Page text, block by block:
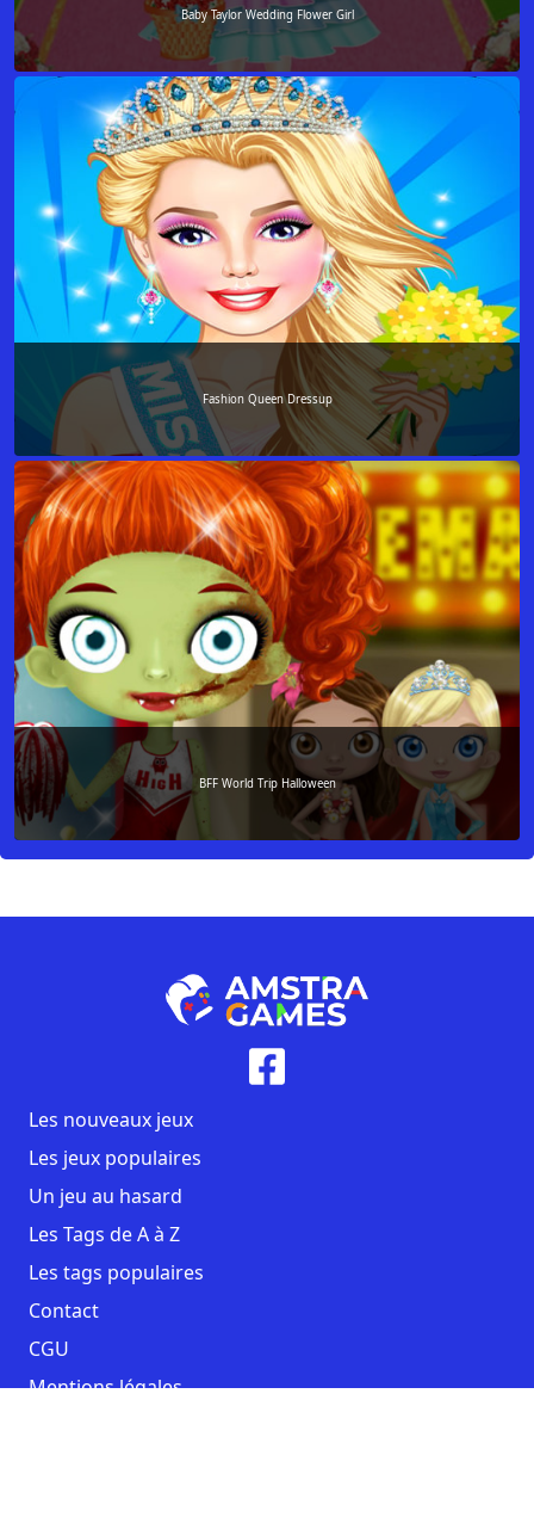
Baby Taylor Wedding Flower Girl
Fashion Queen Dressup
BFF World Trip Halloween
Les nouveaux jeux
Les jeux populaires
Un jeu au hasard
Les Tags de A à Z
Les tags populaires
Contact
CGU
Mentions légales